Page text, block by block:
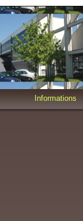
Informations